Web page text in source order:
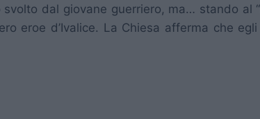
dal giovane guerriero, ma… stando al
eroe d’Ivalice. La Chiesa afferma che